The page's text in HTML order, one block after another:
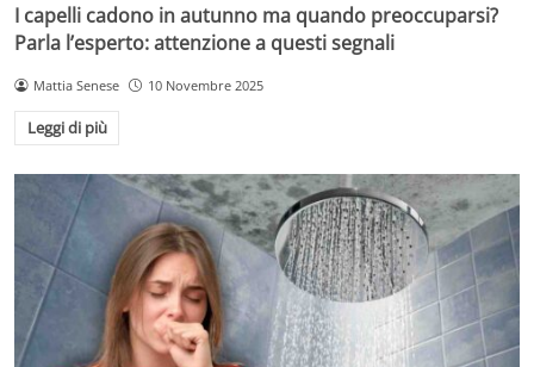
I capelli cadono in autunno ma quando preoccuparsi?
Parla l’esperto: attenzione a questi segnali
Mattia Senese 10 Novembre 2025
Leggi di più